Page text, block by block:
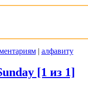
| алфавиту
[1 из 1]